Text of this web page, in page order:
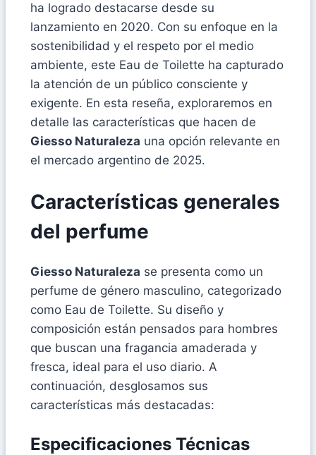
ha logrado destacarse desde su
lanzamiento en 2020. Con su enfoque en la
sostenibilidad y el respeto por el medio
ambiente, este Eau de Toilette ha capturado
la atención de un público consciente y
exigente. En esta reseña, exploraremos en
detalle las características que hacen de
Giesso Naturaleza una opción relevante en
el mercado argentino de 2025.
Características generales
del perfume
Giesso Naturaleza se presenta como un
perfume de género masculino, categorizado
como Eau de Toilette. Su diseño y
composición están pensados para hombres
que buscan una fragancia amaderada y
fresca, ideal para el uso diario. A
continuación, desglosamos sus
características más destacadas:
Especificaciones Técnicas